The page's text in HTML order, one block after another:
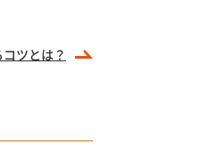
ツとは？